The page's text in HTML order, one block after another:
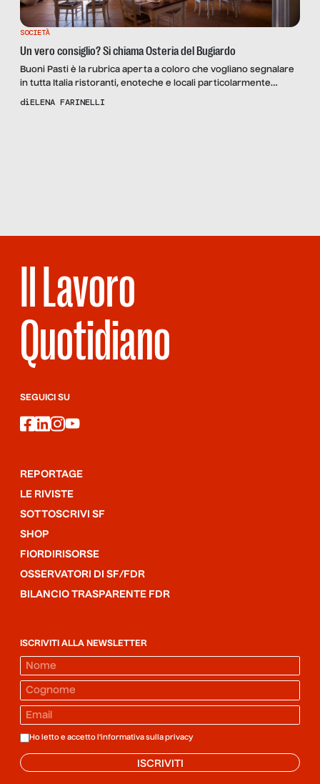
SOCIETÀ
Un vero consiglio? Si chiama Osteria del Bugiardo
Buoni Pasti è la rubrica aperta a coloro che vogliano segnalare
in tutta Italia ristoranti, enoteche e locali particolarmente
indicati per pause pranzo o cene di lavoro, con un occhio
diELENA FARINELLI
Il Lavoro
Quotidiano
SEGUICI SU
facebook
linkedin
instagram
youtube
REPORTAGE
LE RIVISTE
SOTTOSCRIVI SF
SHOP
FIORDIRISORSE
OSSERVATORI DI SF/FDR
BILANCIO TRASPARENTE FDR
ISCRIVITI ALLA NEWSLETTER
Ho letto e accetto l'informativa sulla privacy
ISCRIVITI